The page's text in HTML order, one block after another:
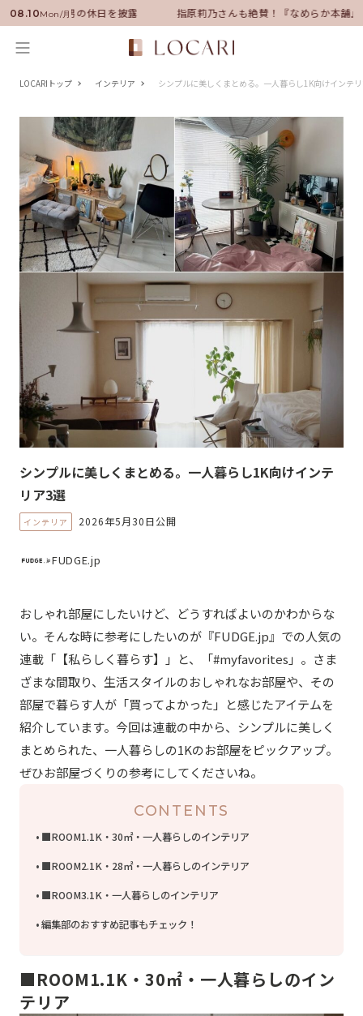
08.10Mon/月
任！いい男の休日を披露 指原莉乃さんも絶賛！『なめらか本舗』
LOCARIトップ インテリア シンプルに美しくまとめる。一人暮らし1K向けインテ
シンプルに美しくまとめる。一人暮らし1K向けインテ
リア3選
インテリア 2026年5月30日公開
FUDGE.jp
おしゃれ部屋にしたいけど、どうすればよいのかわからな
い。そんな時に参考にしたいのが『FUDGE.jp』での人気の
連載「【私らしく暮らす】」と、「#myfavorites」。さま
ざまな間取り、生活スタイルのおしゃれなお部屋や、その
部屋で暮らす人が「買ってよかった」と感じたアイテムを
紹介しています。今回は連載の中から、 シンプルに美しく
まとめられた、一人暮らしの1Kのお部屋をピックアップ。
ぜひお部屋づくりの参考にしてくださいね。
CONTENTS
■ROOM1.1K・30㎡・一人暮らしのインテリア
■ROOM2.1K・28㎡・一人暮らしのインテリア
■ROOM3.1K・一人暮らしのインテリア
編集部のおすすめ記事もチェック！
■ROOM1.1K・30㎡・ 一人暮らしのイン
テリア